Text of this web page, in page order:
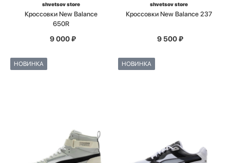
shvetsov store
Кроссовки New Balance
650R
9 000₽
shvetsov store
Кроссовки New Balance 237
9 500₽
НОВИНКА НОВИНКА